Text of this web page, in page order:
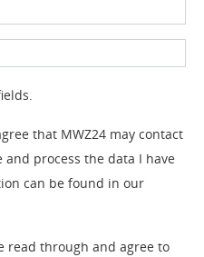
that MWZ24 may contact
process the data I have
can be found in our
read through and agree to